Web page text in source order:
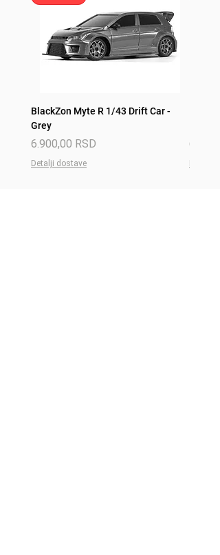
BlackZon Myte R 1/43 Drift Car -
Grey
Price
6.900,00 RSD
Detalji dostave
Price